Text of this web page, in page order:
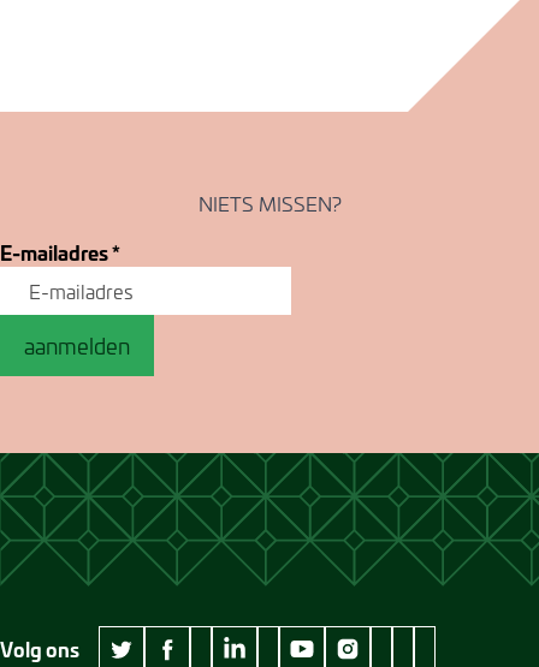
NIETS MISSEN?
E-mailadres*
aanmelden
Volg ons
wikipedia Museum Jan Cunen
googleplus Museum Jan Cunen